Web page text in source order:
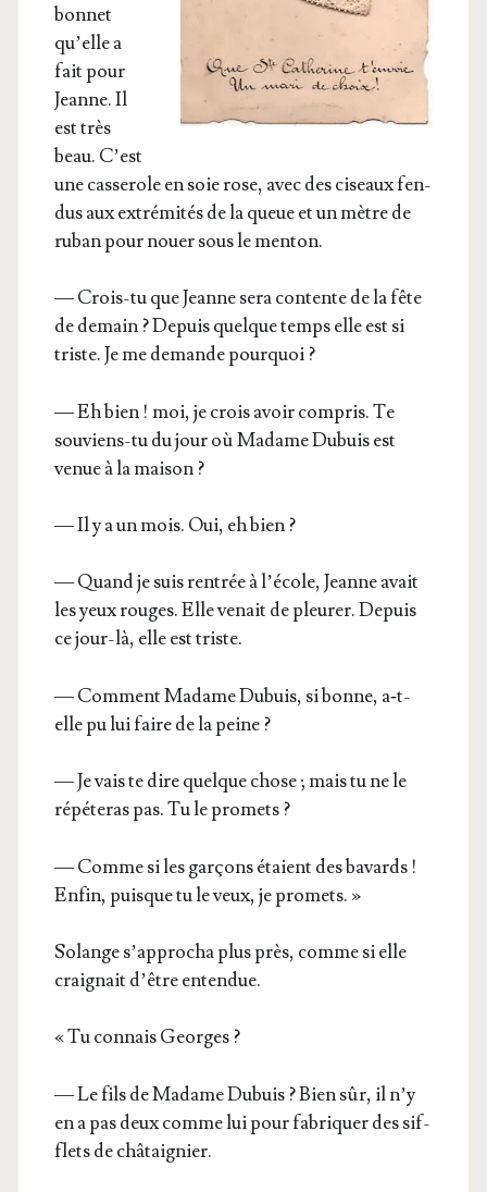
bon­net
qu’elle a
fait pour
Jeanne. Il
est très
beau. C’est
une cas­se­role en soie rose, avec des ciseaux fen­
dus aux extré­mi­tés de la queue et un mètre de
ruban pour nouer sous le menton.
— Crois-tu que Jeanne sera contente de la fête
de demain ? Depuis quelque temps elle est si
triste. Je me demande pourquoi ?
— Eh bien ! moi, je crois avoir com­pris. Te
sou­viens-tu du jour où Madame Dubuis est
venue à la maison ?
— Il y a un mois. Oui, eh bien ?
— Quand je suis ren­trée à l’é­cole, Jeanne avait
les yeux rouges. Elle venait de pleu­rer. Depuis
ce jour-là, elle est triste.
— Com­ment Madame Dubuis, si bonne, a‑t-
elle pu lui faire de la peine ?
— Je vais te dire quelque chose ; mais tu ne le
répé­te­ras pas. Tu le promets ?
— Comme si les gar­çons étaient des bavards !
Enfin, puisque tu le veux, je promets. »
Solange s’ap­pro­cha plus près, comme si elle
crai­gnait d’être entendue.
« Tu connais Georges ?
— Le fils de Madame Dubuis ? Bien sûr, il n’y
en a pas deux comme lui pour fabri­quer des sif­
flets de châtaignier.